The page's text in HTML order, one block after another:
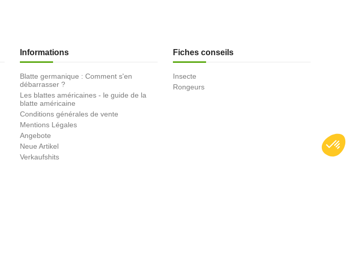
Informations
Blatte germanique : Comment s'en
débarrasser ?
Les blattes américaines - le guide de la
blatte américaine
Conditions générales de vente
Mentions Légales
Angebote
Neue Artikel
Verkaufshits
Fiches conseils
Insecte
Rongeurs